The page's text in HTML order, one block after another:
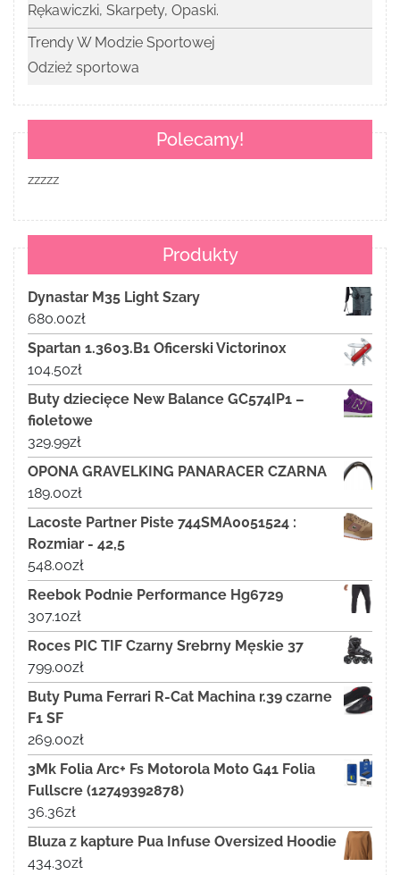
Rękawiczki, Skarpety, Opaski.
Trendy W Modzie Sportowej
Odzież sportowa
Polecamy!
zzzzz
Produkty
Dynastar M35 Light Szary
680.00zł
Spartan 1.3603.B1 Oficerski Victorinox
104.50zł
Buty dziecięce New Balance GC574IP1 –
fioletowe
329.99zł
OPONA GRAVELKING PANARACER CZARNA
189.00zł
Lacoste Partner Piste 744SMA0051524 :
Rozmiar - 42,5
548.00zł
Reebok Podnie Performance Hg6729
307.10zł
Roces PIC TIF Czarny Srebrny Męskie 37
799.00zł
Buty Puma Ferrari R-Cat Machina r.39 czarne
F1 SF
269.00zł
3Mk Folia Arc+ Fs Motorola Moto G41 Folia
Fullscre (12749392878)
36.36zł
Bluza z kapture Pua Infuse Oversized Hoodie
434.30zł